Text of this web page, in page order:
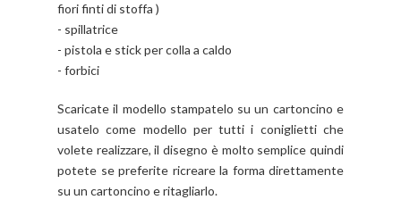
fiori finti di stoffa )
- spillatrice
- pistola e stick per colla a caldo
- forbici
Scaricate il modello stampatelo su un cartoncino e
usatelo come modello per tutti i coniglietti che
volete realizzare, il disegno è molto semplice quindi
potete se preferite ricreare la forma direttamente
su un cartoncino e ritagliarlo.